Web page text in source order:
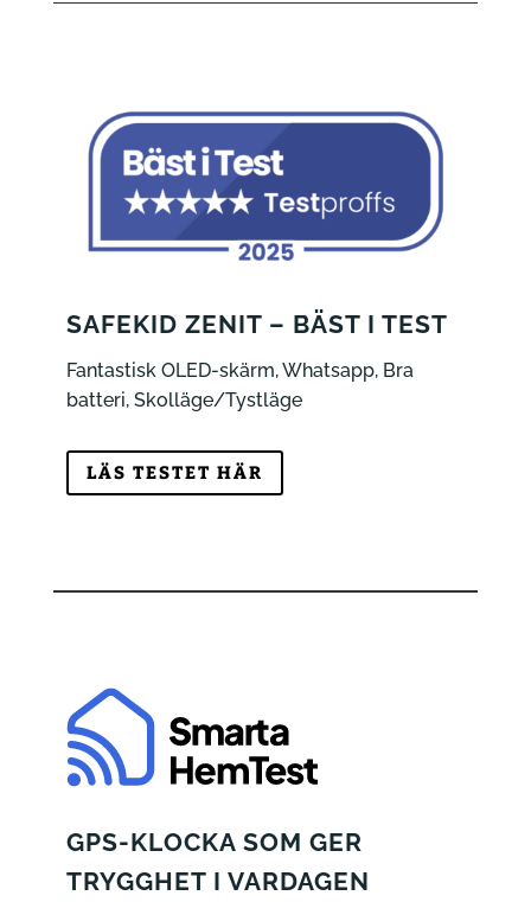
SAFEKID ZENIT – BÄST I TEST
Fantastisk OLED-skärm, Whatsapp, Bra
batteri, Skolläge/Tystläge
LÄS TESTET HÄR
GPS-KLOCKA SOM GER
TRYGGHET I VARDAGEN